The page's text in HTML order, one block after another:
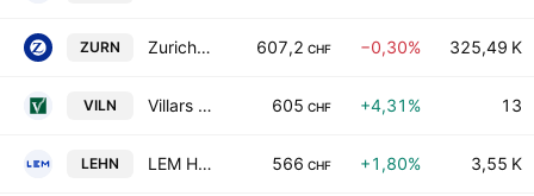
ZURN Zurich Insurance Group Ltd 607,2 CHF −0,30% 325,49 K
VILN Villars Holding SA 605 CHF +4,31% 13
LEHN LEM Holding SA 566 CHF +1,80% 3,55 K